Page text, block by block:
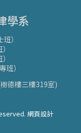
學系
）
班）
德樓三樓319室)
網頁設計